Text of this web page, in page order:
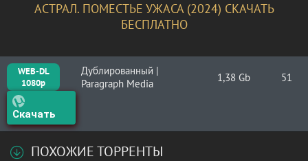
АСТРАЛ. ПОМЕСТЬЕ УЖАСА (2024) СКАЧАТЬ
БЕСПЛАТНО
WEB-DL
1080p
Дублированный |
Paragraph Media
1,38 Gb 51
Скачать
ПОХОЖИЕ ТОРРЕНТЫ